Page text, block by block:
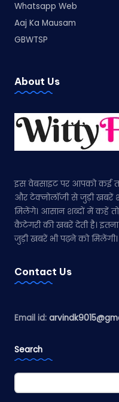
Whatsapp Web
Aaj Ka Mausam
GBWTSP
About Us
इस वेबसाइट पर आपको कई
और टेक्नोलॉजी से जुड़ी खबरें
मिलेंगे। आसान शब्दों में कहें
कैटेगरी की खबरें देती है।
जुड़ी खबरें भी पढ़ने को मिलेंगी।
Contact Us
Email id:
Search